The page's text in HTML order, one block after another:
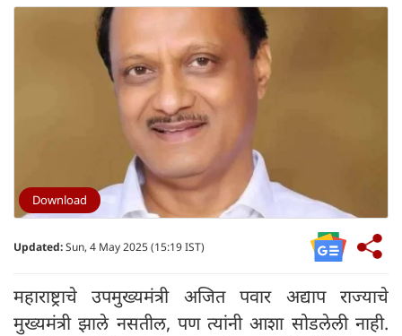
Download
Updated:Sun, 4 May 2025 (15:19 IST)
महाराष्ट्राचे उपमुख्यमंत्री अजित पवार अद्याप राज्याचे
मुख्यमंत्री झाले नसतील, पण त्यांनी आशा सोडलेली नाही.